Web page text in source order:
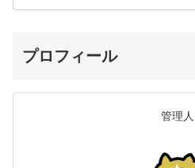
プロフィール
管理人